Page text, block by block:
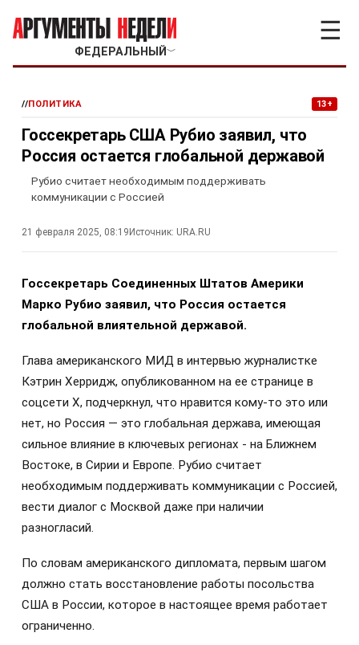
ФЕДЕРАЛЬНЫЙ ﹀
☰
//ПОЛИТИКА 13+
Госсекретарь США Рубио заявил, что
Россия остается глобальной державой
Рубио считает необходимым поддерживать
коммуникации с Россией
21 февраля 2025, 08:19 Источник: URA.RU
Госсекретарь Соединенных Штатов Америки
Марко Рубио заявил, что Россия остается
глобальной влиятельной державой.
Глава американского МИД в интервью журналистке
Кэтрин Херридж, опубликованном на ее странице в
соцсети Х, подчеркнул, что нравится кому-то это или
нет, но Россия — это глобальная держава, имеющая
сильное влияние в ключевых регионах - на Ближнем
Востоке, в Сирии и Европе. Рубио считает
необходимым поддерживать коммуникации с Россией,
вести диалог с Москвой даже при наличии
разногласий.
По словам американского дипломата, первым шагом
должно стать восстановление работы посольства
США в России, которое в настоящее время работает
ограниченно.